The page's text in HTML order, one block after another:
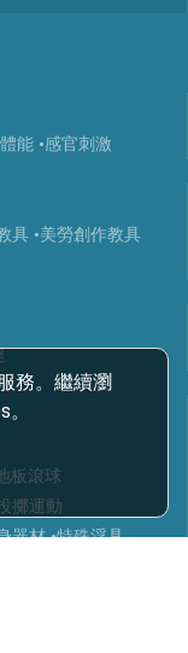
務。繼續瀏
能 •感官刺激
具 •美勞創作教具
板滾球
擲運動
器材 •特殊浮具